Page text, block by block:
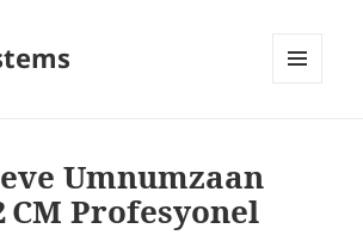
Umnumzaan
CM Profesyonel